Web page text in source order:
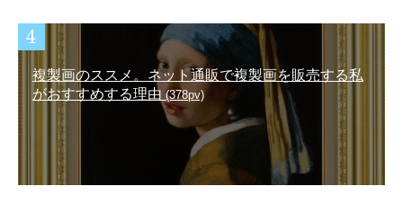
複製画のススメ。ネット通販で複製画を販売する私
がおすすめする理由 (378pv)